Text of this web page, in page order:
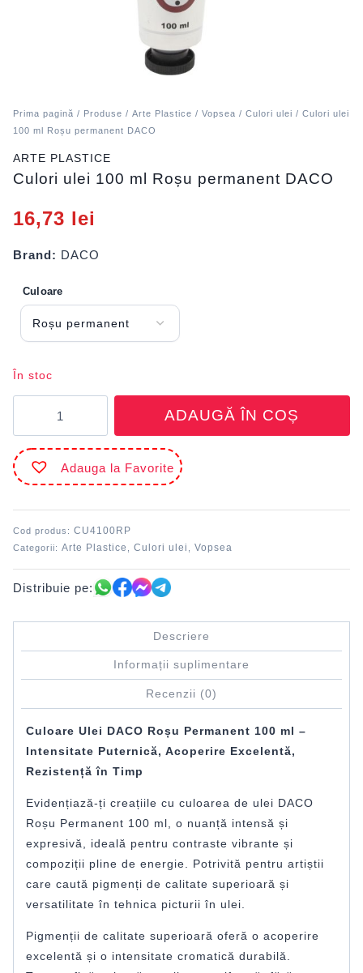
Prima pagină / Produse / Arte Plastice / Vopsea / Culori ulei / Culori ulei
100 ml Roșu permanent DACO
ARTE PLASTICE
Culori ulei 100 ml Roșu permanent DACO
16,73 lei
Brand: DACO
Culoare
În stoc
ulei
100
ml
Roșu
ADAUGĂ ÎN COȘ
Adauga la Favorite
Cod produs: CU4100RP
Categorii: Arte Plastice Culori ulei Vopsea
Distribuie pe:
Descriere
Informații suplimentare
Recenzii (0)
Culoare Ulei DACO Roșu Permanent 100 ml –
Intensitate Puternică, Acoperire Excelentă,
Rezistență în Timp
Evidențiază-ți creațiile cu culoarea de ulei DACO
Roșu Permanent 100 ml, o nuanță intensă și
expresivă, ideală pentru contraste vibrante și
compoziții pline de energie. Potrivită pentru artiștii
care caută pigmenți de calitate superioară și
versatilitate în tehnica picturii în ulei.
Pigmenții de calitate superioară oferă o acoperire
excelentă și o intensitate cromatică durabilă.